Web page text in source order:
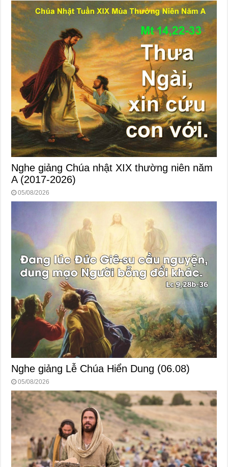
Nghe giảng Chúa nhật XIX thường niên năm
A (2017-2026)
05/08/2026
Nghe giảng Lễ Chúa Hiển Dung (06.08)
05/08/2026